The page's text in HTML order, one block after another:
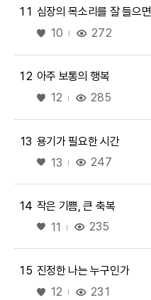
11 심장의 목소리를 잘 들으면
좋아요
10 272
12 아주 보통의 행복
좋아요
12 285
13 용기가 필요한 시간
좋아요
13 247
14 작은 기쁨, 큰 축복
좋아요
11 235
15 진정한 나는 누구인가
좋아요
12 231